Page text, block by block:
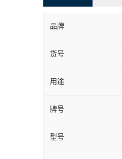
品牌
货号
用途
牌号
型号